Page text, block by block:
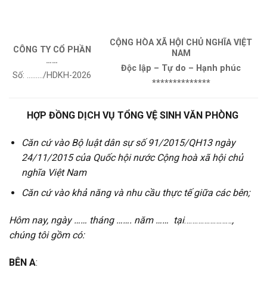
CÔNG TY CỔ PHẦN
……
Số: ………/HDKH-2026
CỘNG HÒA XÃ HỘI CHỦ NGHĨA VIỆT
NAM
Độc lập – Tự do – Hạnh phúc
**************
HỢP ĐỒNG DỊCH VỤ TỔNG VỆ SINH VĂN PHÒNG
Căn cứ vào Bộ luật dân sự số 91/2015/QH13 ngày
24/11/2015 của Quốc hội nước Cộng hoà xã hội chủ
nghĩa Việt Nam
Căn cứ vào khả năng và nhu cầu thực tế giữa các bên;
Hôm nay, ngày …… tháng ……. năm …… tại……………………,
chúng tôi gồm có:
BÊN A: